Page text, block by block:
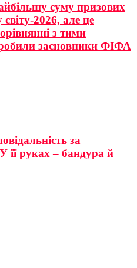
суму призових
світу-2026, але це
з тими
засновники ФІФА
за
її руках – бандура й